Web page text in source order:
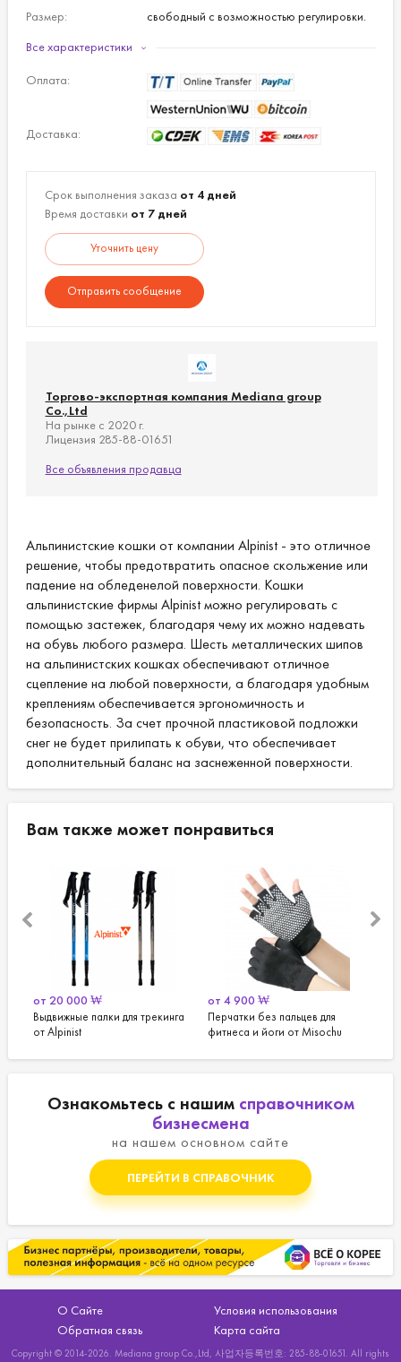
Размер: свободный с возможностью регулировки.
Материал:
Вес: 400 г.
Все характеристики
Оплата:
Доставка:
Срок выполнения заказа от 4 дней
Время доставки от 7 дней
Уточнить цену
Отправить сообщение
Торгово-экспортная компания Mediana group
Co.,Ltd
На рынке с 2020 г.
Лицензия 285-88-01651
Все объявления продавца
Альпинистские кошки от компании Alpinist - это отличное
решение, чтобы предотвратить опасное скольжение или
падение на обледенелой поверхности. Кошки
альпинистские фирмы Alpinist можно регулировать с
помощью застежек, благодаря чему их можно надевать
на обувь любого размера. Шесть металлических шипов
на альпинистских кошках обеспечивают отличное
сцепление на любой поверхности, а благодаря удобным
креплениям обеспечивается эргономичность и
безопасность. За счет прочной пластиковой подложки
снег не будет прилипать к обуви, что обеспечивает
дополнительный баланс на заснеженной поверхности.
Вам также может понравиться
20 000₩
Выдвижные палки для трекинга
от Alpinist
4 900₩
Перчатки без пальцев для
фитнеса и йоги от Misochu
Ознакомьтесь с нашим справочником
бизнесмена
на нашем основном сайте
ПЕРЕЙТИ В СПРАВОЧНИК
О Сайте
Условия использования
Обратная связь
Карта сайта
Copyright © 2014-2026. Mediana group Co.,Ltd, 사업자등록번호: 285-88-01651. All rights